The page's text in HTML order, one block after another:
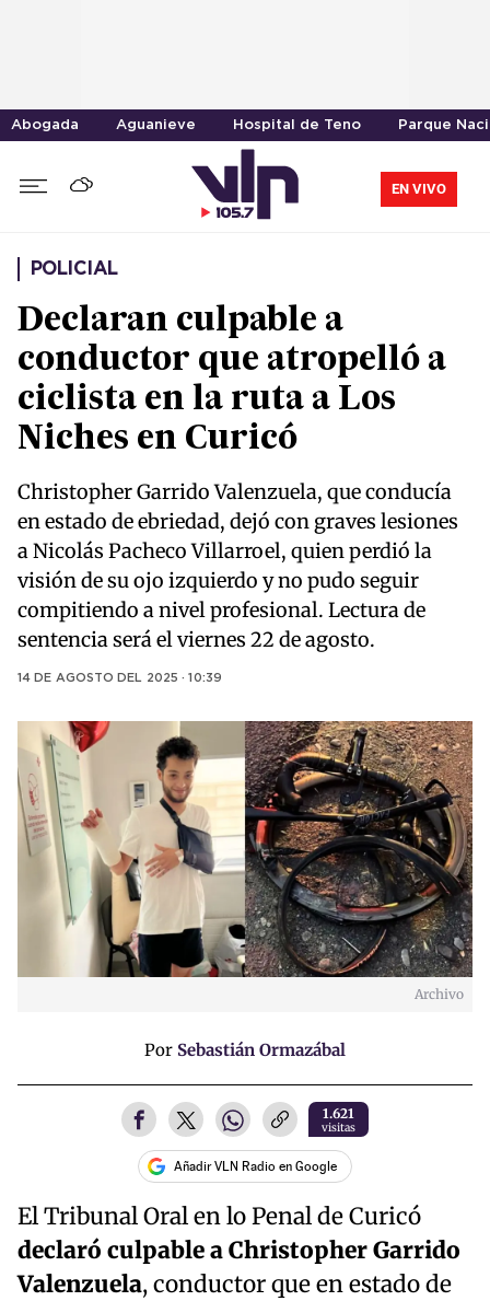
Abogada Aguanieve Hospital de Teno Parque
EN VIVO
POLICIAL
Declaran culpable a
conductor que atropelló a
ciclista en la ruta a Los
Niches en Curicó
Christopher Garrido Valenzuela, que conducía
en estado de ebriedad, dejó con graves lesiones
a Nicolás Pacheco Villarroel, quien perdió la
visión de su ojo izquierdo y no pudo seguir
compitiendo a nivel profesional. Lectura de
sentencia será el viernes 22 de agosto.
14 DE AGOSTO DEL 2025 · 10:39
Archivo
Por Sebastián Ormazábal
1.621
visitas
Añadir VLN Radio en Google
El Tribunal Oral en lo Penal de Curicó
declaró culpable a Christopher Garrido
Valenzuela, conductor que en estado de